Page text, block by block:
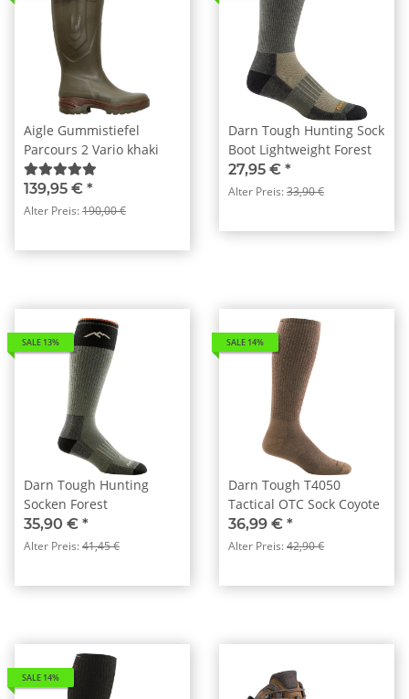
Aigle Gummistiefel
Parcours 2 Vario khaki
139,95 € *
Alter Preis:190,00 €
Darn Tough Hunting Sock
Boot Lightweight Forest
27,95 € *
Alter Preis:33,90 €
SALE 13%
Darn Tough Hunting
Socken Forest
35,90 € *
Alter Preis:41,45 €
SALE 14%
Darn Tough T4050
Tactical OTC Sock Coyote
36,99 € *
Alter Preis:42,90 €
SALE 14%